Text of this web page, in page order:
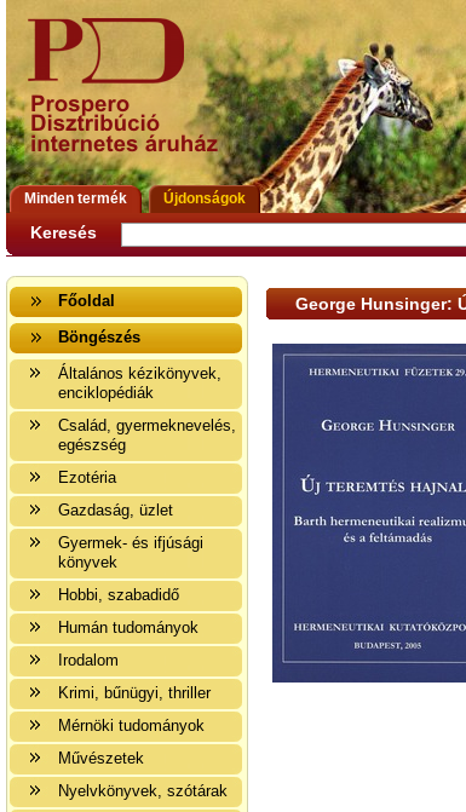
Minden termék Újdonságok
Keresés
Főoldal
Böngészés
Általános kézikönyvek,
enciklopédiák
Család, gyermeknevelés,
egészség
Ezotéria
Gazdaság, üzlet
Gyermek- és ifjúsági
könyvek
Hobbi, szabadidő
Humán tudományok
Irodalom
Krimi, bűnügyi, thriller
Mérnöki tudományok
Művészetek
Nyelvkönyvek, szótárak
George Hunsinger: